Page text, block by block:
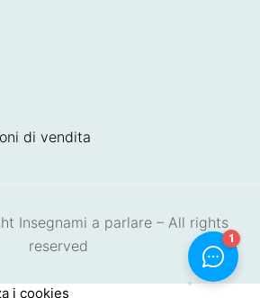
di vendita
Insegnami a parlare – All rights
reserved
i cookies